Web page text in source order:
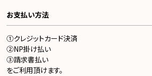
お支払い方法
①クレジットカード決済
②NP掛け払い
③請求書払い
をご利用頂けます。